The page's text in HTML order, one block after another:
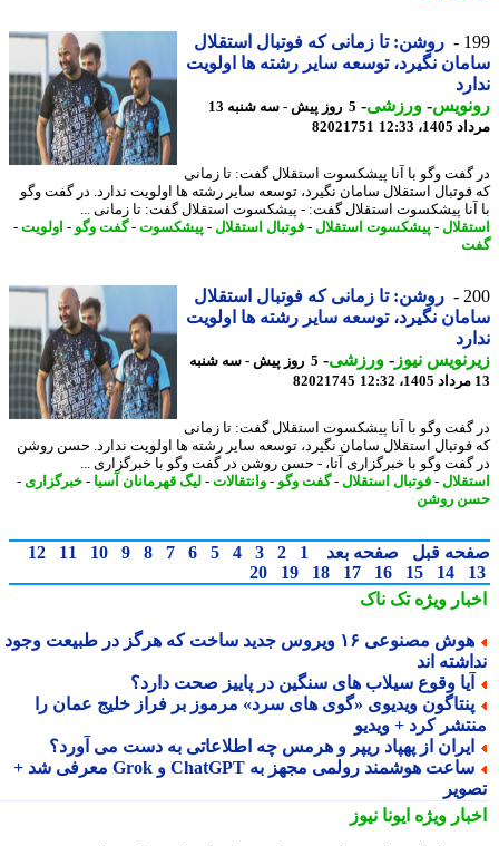
روشن: تا زمانی که فوتبال استقلال
نگیرد، توسعه سایر رشته ها اولویت
-ورزشی-
5 روز پیش - سه شنبه 13
12:33
82021751
وگو با آنا پیشکسوت استقلال گفت: تا زمانی
استقلال سامان نگیرد، توسعه سایر رشته ها اولویت ندارد. در گفت وگو
پیشکسوت استقلال گفت: - پیشکسوت استقلال گفت: تا زمانی ...
-پیشکسوت استقلال-فوتبال استقلال-پیشکسوت-گفت وگو-اولویت-
روشن: تا زمانی که فوتبال استقلال
نگیرد، توسعه سایر رشته ها اولویت
نیوز-ورزشی-
5 روز پیش - سه شنبه
82021745
وگو با آنا پیشکسوت استقلال گفت: تا زمانی
استقلال سامان نگیرد، توسعه سایر رشته ها اولویت ندارد. حسن روشن
وگو با خبرگزاری آنا، - حسن روشن در گفت وگو با خبرگزاری ...
-فوتبال استقلال-گفت وگو-وانتقالات-لیگ قهرمانان آسیا -خبرگزاری
روشن
قبل صفحه بعد 1
2
3
4
5
6
7
8
9
10
11
12
14
15
16
17
18
19
20
ویژهتک ناک
هوش مصنوعی ۱۶ ویروس جدید ساخت که هرگز در طبیعت وجود
اند
وقوع سیلاب های سنگین در پاییز صحت دارد؟
ویدیوی «گوی های سرد» مرموز بر فراز خلیج عمان را
کرد + ویدیو
از پهپاد ریپر و هرمس چه اطلاعاتی به دست می آورد؟
ساعت هوشمند رولمی مجهز به ChatGPT و Grok معرفی شد +
ویژهایونا نیوز